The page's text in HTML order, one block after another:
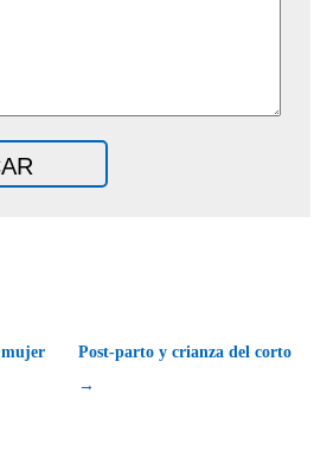
mujer
Post-parto y crianza del corto
→